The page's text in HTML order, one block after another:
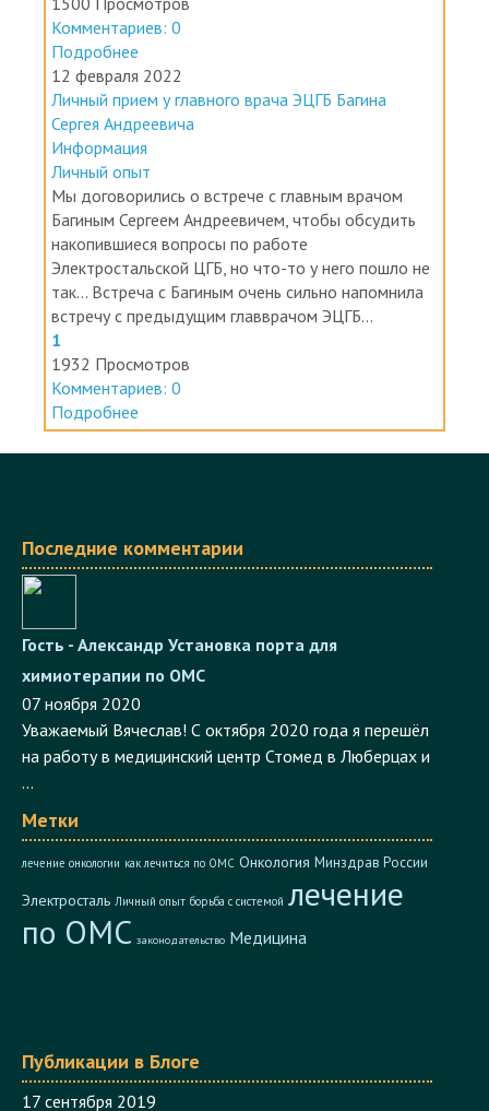
Комментариев: 0
Подробнее
12 февраля 2022
Личный прием у главного врача ЭЦГБ Багина
Сергея Андреевича
Информация
Личный опыт
Мы договорились о встрече с главным врачом
Багиным Сергеем Андреевичем, чтобы обсудить
накопившиеся вопросы по работе
Электростальской ЦГБ, но что-то у него пошло не
так... Встреча с Багиным очень сильно напомнила
встречу с предыдущим главврачом ЭЦГБ...
1
1932 Просмотров
Комментариев: 0
Подробнее
Последние комментарии
Гость - Александр Установка порта для
химиотерапии по ОМС
07 ноября 2020
Уважаемый Вячеслав! С октября 2020 года я перешёл
на работу в медицинский центр Стомед в Люберцах и
...
Метки
лечение онкологии как лечиться по ОМС Онкология Минздрав России
Электросталь Личный опыт борьба с системой лечение
по ОМС законодательство Медицина
Публикации в Блоге
17 сентября 2019